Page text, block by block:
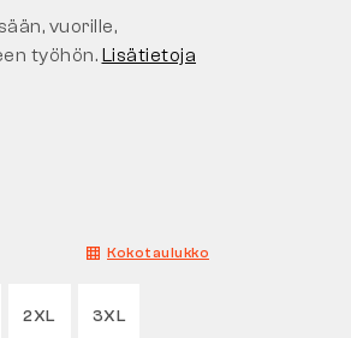
Kokotaulukko
2XL 3XL
vuorille,
työhön. Lisätietoja